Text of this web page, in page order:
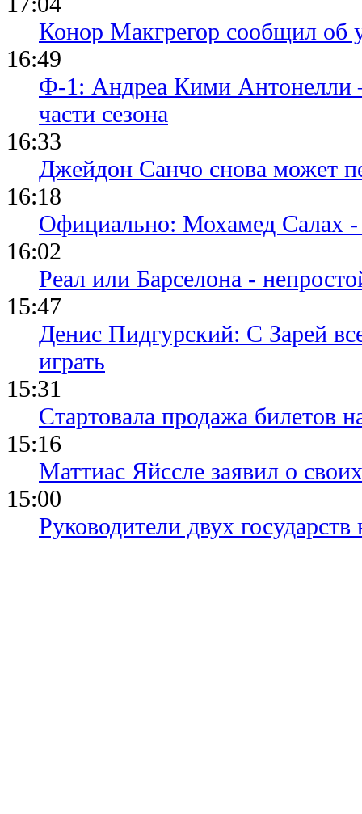
Конор Макгрегор сообщил об
16:49
Ф-1: Андреа Кими Антонелли
части сезона
16:33
Джейдон Санчо снова может
16:18
Официально: Мохамед Салах -
16:02
Реал или Барселона -
15:47
Денис Пидгурский: С Зарей
играть
15:31
Стартовала продажа билетов
15:16
Маттиас Яйссле заявил о
15:00
Руководители двух